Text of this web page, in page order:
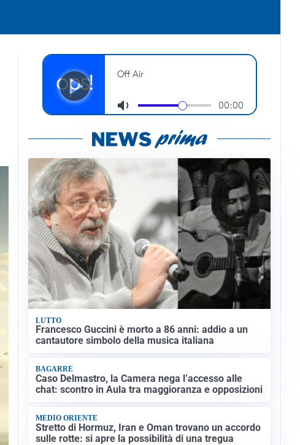
LUTTO
Francesco Guccini è morto a 86 anni: addio a un
cantautore simbolo della musica italiana
BAGARRE
Caso Delmastro, la Camera nega l’accesso alle
chat: scontro in Aula tra maggioranza e opposizioni
MEDIO ORIENTE
Stretto di Hormuz, Iran e Oman trovano un accordo
sulle rotte: si apre la possibilità di una tregua